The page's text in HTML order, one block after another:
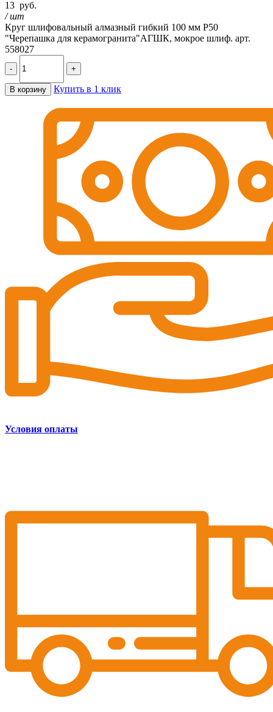
13 руб.
/ шт
Круг шлифовальный алмазный гибкий 100 мм Р50
"Черепашка для керамогранита"АГШК, мокрое шлиф. арт.
558027
- +
В корзину Купить в 1 клик
Условия оплаты